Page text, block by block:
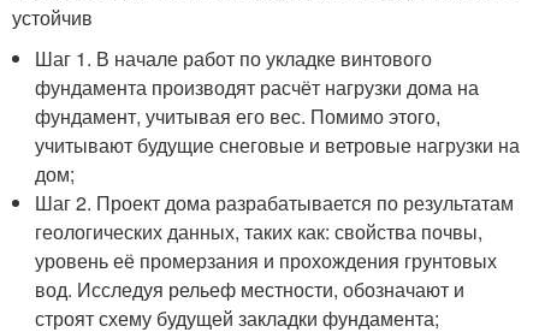
устойчив
Шаг 1. В начале работ по укладке винтового
фундамента производят расчёт нагрузки дома на
фундамент, учитывая его вес. Помимо этого,
учитывают будущие снеговые и ветровые нагрузки на
дом;
Шаг 2. Проект дома разрабатывается по результатам
геологических данных, таких как: свойства почвы,
уровень её промерзания и прохождения грунтовых
вод. Исследуя рельеф местности, обозначают и
строят схему будущей закладки фундамента;